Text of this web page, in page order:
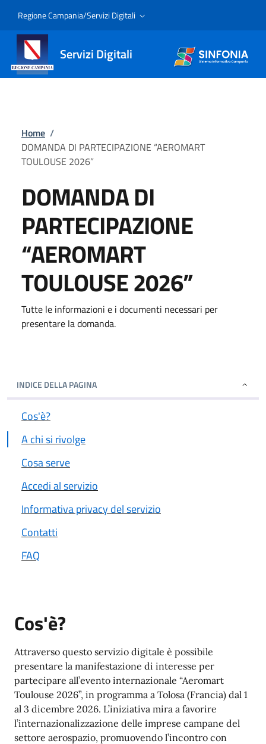
Regione Campania/Servizi Digitali
Servizi Digitali
Home /
DOMANDA DI PARTECIPAZIONE “AEROMART
TOULOUSE 2026”
DOMANDA DI
PARTECIPAZIONE
“AEROMART
TOULOUSE 2026”
Tutte le informazioni e i documenti necessari per
presentare la domanda.
INDICE DELLA PAGINA
Cos'è?
A chi si rivolge
Cosa serve
Accedi al servizio
Informativa privacy del servizio
Contatti
FAQ
Cos'è?
Attraverso questo servizio digitale è possibile
presentare la manifestazione di interesse per
partecipare all’evento internazionale “Aeromart
Toulouse 2026”, in programma a Tolosa (Francia) dal 1
al 3 dicembre 2026. L’iniziativa mira a favorire
l’internazionalizzazione delle imprese campane del
settore aerospazio, promuovendo l’incontro con